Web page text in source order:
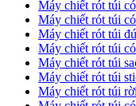
Máy chiết rót túi
Máy chiết rót túi
Máy chiết rót túi
Máy chiết rót túi
Máy chiết rót túi
Máy chiết rót túi
Máy chiết rót túi